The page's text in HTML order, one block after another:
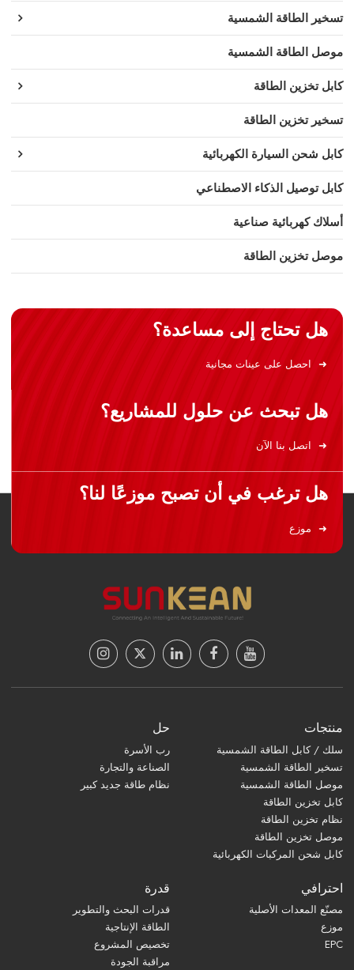
تسخير الطاقة الشمسية
موصل الطاقة الشمسية
كابل تخزين الطاقة
تسخير تخزين الطاقة
كابل شحن السيارة الكهربائية
كابل توصيل الذكاء الاصطناعي
أسلاك كهربائية صناعية
موصل تخزين الطاقة
هل تحتاج إلى مساعدة؟
احصل على عينات مجانية
هل تبحث عن حلول للمشاريع؟
اتصل بنا الآن
هل ترغب في أن تصبح موزعًا لنا؟
موزع
منتجات
سلك / كابل الطاقة الشمسية
تسخير الطاقة الشمسية
موصل الطاقة الشمسية
كابل تخزين الطاقة
نظام تخزين الطاقة
موصل تخزين الطاقة
كابل شحن المركبات الكهربائية
حل
رب الأسرة
الصناعة والتجارة
نظام طاقة جديد كبير
احترافي
مصنّع المعدات الأصلية
موزع
EPC
قدرة
قدرات البحث والتطوير
الطاقة الإنتاجية
تخصيص المشروع
مراقبة الجودة